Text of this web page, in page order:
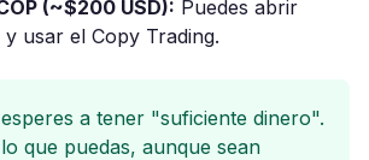
(~$200 USD): Puedes abrir
usar el Copy Trading.
a tener "suficiente dinero".
que puedas, aunque sean